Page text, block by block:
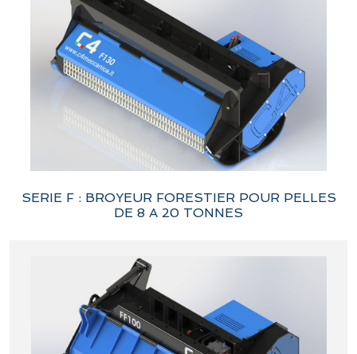
SERIE F : BROYEUR FORESTIER POUR PELLES
DE 8 A 20 TONNES